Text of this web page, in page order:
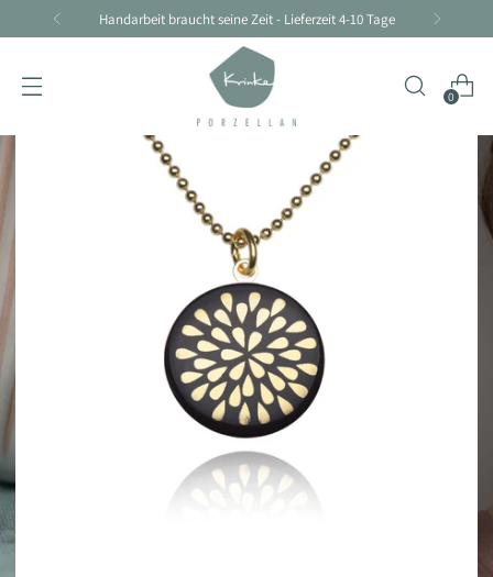
Handarbeit braucht seine Zeit - Lieferzeit 4-10 Tage
0